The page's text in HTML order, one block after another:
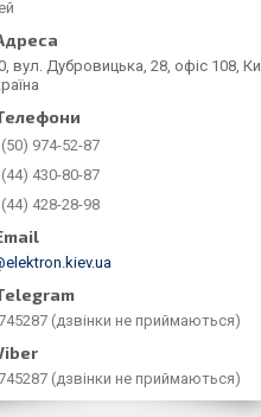
вул. Дубровицька, 28, офіс 108, Ки
974-52-87
430-80-87
428-28-98
(дзвінки не приймаються)
(дзвінки не приймаються)